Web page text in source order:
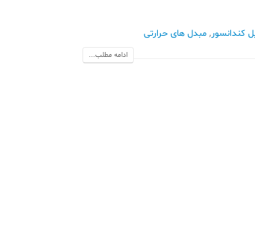
کندانسور, مبدل های حرارتی
ادامه مطلب...